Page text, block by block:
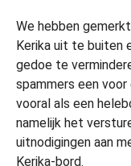
We hebben
Kerika uit te buiten
gedoe te
spammers een
vooral als een
namelijk het
uitnodigingen aan
Kerika-bord.